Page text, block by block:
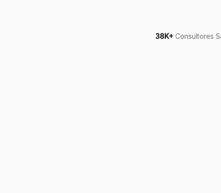
38K+ Consultores